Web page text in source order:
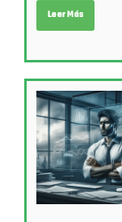
Leer Más